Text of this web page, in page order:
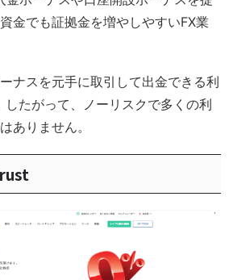
金でも証拠金を増やしやすいFX業
ナスを元手に取引して出金できる利
したがって、ノーリスクで多くの利
ありません。